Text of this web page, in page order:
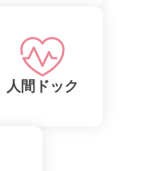
人間ドック